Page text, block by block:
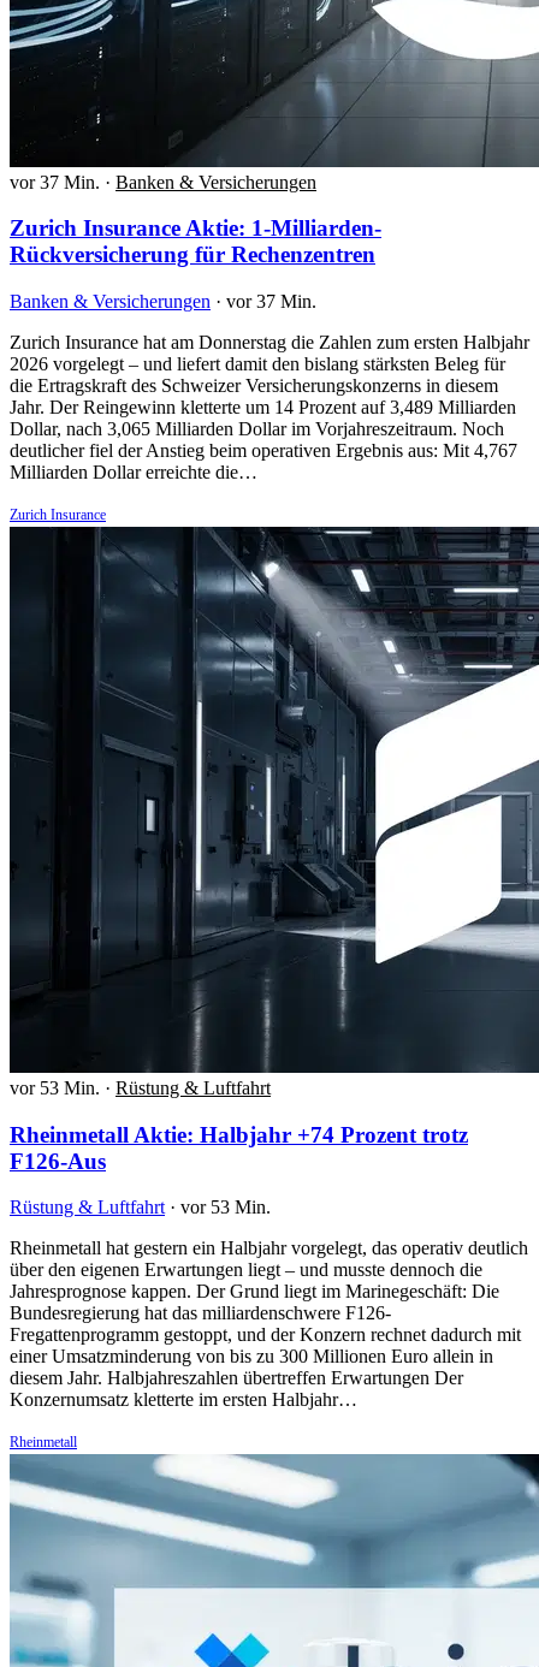
vor 37 Min. · Banken & Versicherungen
Zurich Insurance Aktie: 1-Milliarden-
Rückversicherung für Rechenzentren
Banken & Versicherungen · vor 37 Min.
Zurich Insurance hat am Donnerstag die Zahlen zum ersten Halbjahr
2026 vorgelegt – und liefert damit den bislang stärksten Beleg für
die Ertragskraft des Schweizer Versicherungskonzerns in diesem
Jahr. Der Reingewinn kletterte um 14 Prozent auf 3,489 Milliarden
Dollar, nach 3,065 Milliarden Dollar im Vorjahreszeitraum. Noch
deutlicher fiel der Anstieg beim operativen Ergebnis aus: Mit 4,767
Milliarden Dollar erreichte die…
Zurich Insurance
vor 53 Min. · Rüstung & Luftfahrt
Rheinmetall Aktie: Halbjahr +74 Prozent trotz
F126-Aus
Rüstung & Luftfahrt · vor 53 Min.
Rheinmetall hat gestern ein Halbjahr vorgelegt, das operativ deutlich
über den eigenen Erwartungen liegt – und musste dennoch die
Jahresprognose kappen. Der Grund liegt im Marinegeschäft: Die
Bundesregierung hat das milliardenschwere F126-
Fregattenprogramm gestoppt, und der Konzern rechnet dadurch mit
einer Umsatzminderung von bis zu 300 Millionen Euro allein in
diesem Jahr. Halbjahreszahlen übertreffen Erwartungen Der
Konzernumsatz kletterte im ersten Halbjahr…
Rheinmetall